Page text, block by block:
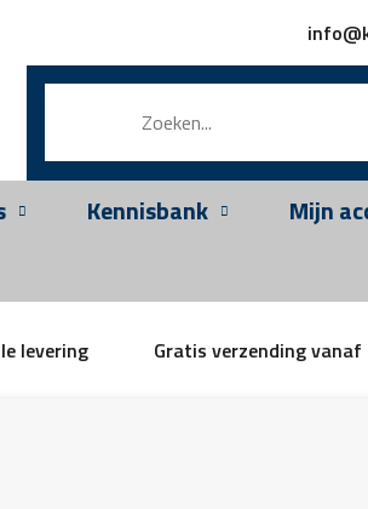
Kennisbank Mijn
levering Gratis verzending